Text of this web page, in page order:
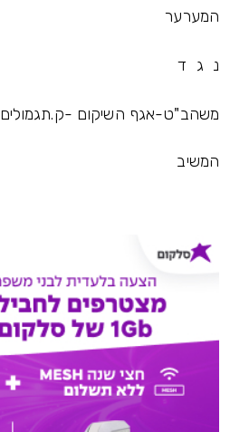
המערער
נ ג ד
משהב"ט-אגף השיקום -ק.תגמולים
המשיב